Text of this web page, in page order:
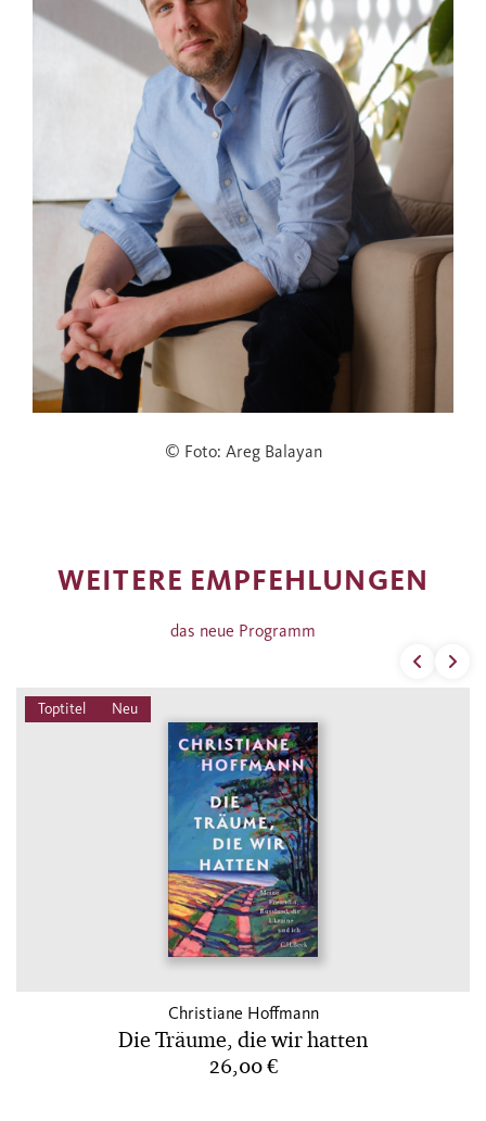
© Foto: Areg Balayan
WEITERE EMPFEHLUNGEN
das neue Programm
Toptitel Neu
Christiane Hoffmann
Die Träume, die wir hatten
26,00 €